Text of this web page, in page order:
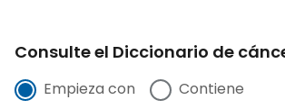
Consulte el Diccionario de
Empieza con Contiene